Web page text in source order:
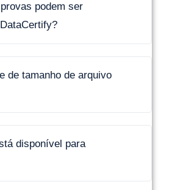
podem ser
de tamanho de arquivo
disponível para